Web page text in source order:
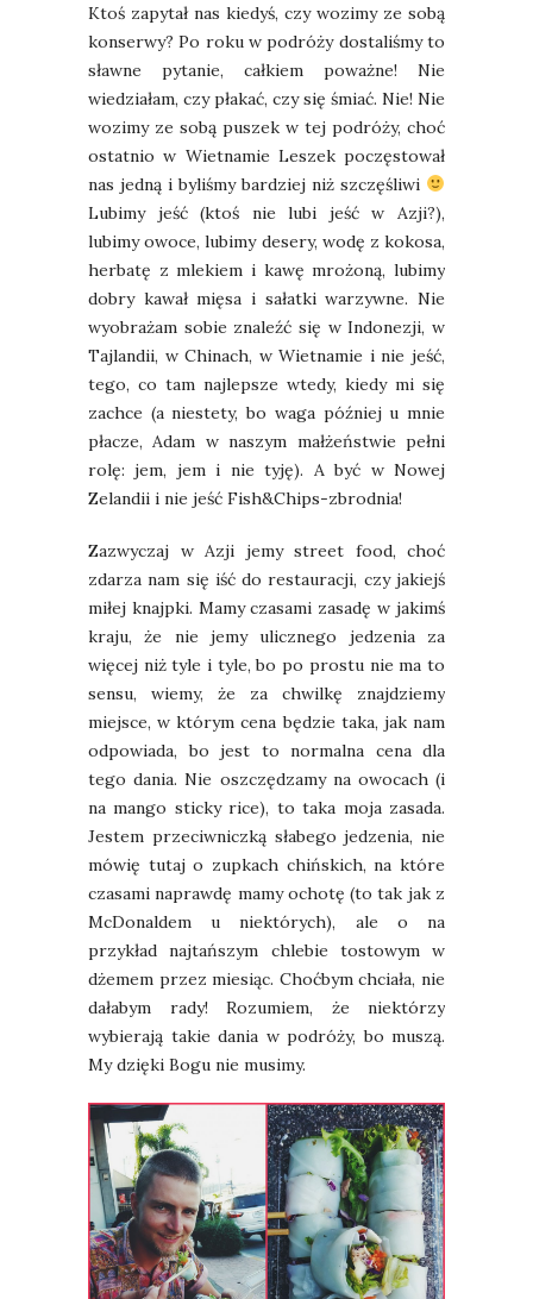
Ktoś zapytał nas kiedyś, czy wozimy ze sobą
konserwy? Po roku w podróży dostaliśmy to
sławne pytanie, całkiem poważne! Nie
wiedziałam, czy płakać, czy się śmiać. Nie! Nie
wozimy ze sobą puszek w tej podróży, choć
ostatnio w Wietnamie Leszek poczęstował
nas jedną i byliśmy bardziej niż szczęśliwi
Lubimy jeść (ktoś nie lubi jeść w Azji?),
lubimy owoce, lubimy desery, wodę z kokosa,
herbatę z mlekiem i kawę mrożoną, lubimy
dobry kawał mięsa i sałatki warzywne. Nie
wyobrażam sobie znaleźć się w Indonezji, w
Tajlandii, w Chinach, w Wietnamie i nie jeść,
tego, co tam najlepsze wtedy, kiedy mi się
zachce (a niestety, bo waga później u mnie
płacze, Adam w naszym małżeństwie pełni
rolę: jem, jem i nie tyję). A być w Nowej
Zelandii i nie jeść Fish&Chips-zbrodnia!
Zazwyczaj w Azji jemy street food, choć
zdarza nam się iść do restauracji, czy jakiejś
miłej knajpki. Mamy czasami zasadę w jakimś
kraju, że nie jemy ulicznego jedzenia za
więcej niż tyle i tyle, bo po prostu nie ma to
sensu, wiemy, że za chwilkę znajdziemy
miejsce, w którym cena będzie taka, jak nam
odpowiada, bo jest to normalna cena dla
tego dania. Nie oszczędzamy na owocach (i
na mango sticky rice), to taka moja zasada.
Jestem przeciwniczką słabego jedzenia, nie
mówię tutaj o zupkach chińskich, na które
czasami naprawdę mamy ochotę (to tak jak z
McDonaldem u niektórych), ale o na
przykład najtańszym chlebie tostowym w
dżemem przez miesiąc. Choćbym chciała, nie
dałabym rady! Rozumiem, że niektórzy
wybierają takie dania w podróży, bo muszą.
My dzięki Bogu nie musimy.